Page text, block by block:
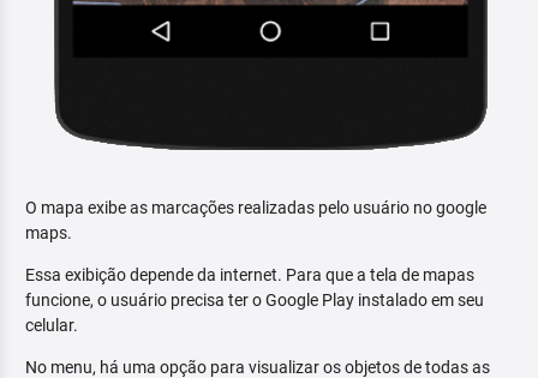
O mapa exibe as marcações realizadas pelo usuário no google
maps.
Essa exibição depende da internet. Para que a tela de mapas
funcione, o usuário precisa ter o Google Play instalado em seu
celular.
No menu, há uma opção para visualizar os objetos de todas as